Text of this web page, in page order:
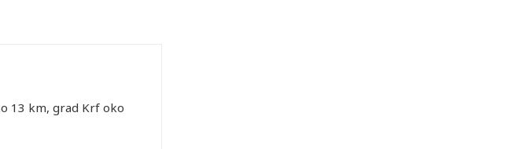
13 km, grad Krf oko